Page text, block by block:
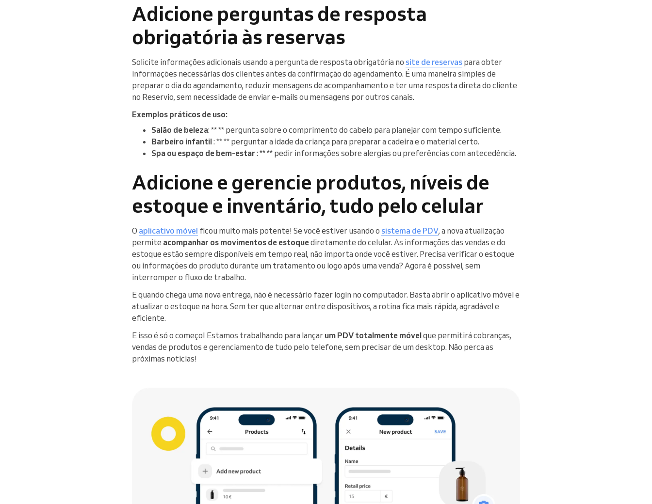
Adicione perguntas de resposta
obrigatória às reservas
Solicite informações adicionais usando a pergunta de resposta obrigatória no site de reservas para obter
informações necessárias dos clientes antes da confirmação do agendamento. É uma maneira simples de
preparar o dia do agendamento, reduzir mensagens de acompanhamento e ter uma resposta direta do cliente
no Reservio, sem necessidade de enviar e-mails ou mensagens por outros canais.
Exemplos práticos de uso:
Salão de beleza: ** ** pergunta sobre o comprimento do cabelo para planejar com tempo suficiente.
Barbeiro infantil: ** ** perguntar a idade da criança para preparar a cadeira e o material certo.
Spa ou espaço de bem-estar: ** ** pedir informações sobre alergias ou preferências com antecedência.
Adicione e gerencie produtos, níveis de
estoque e inventário, tudo pelo celular
O aplicativo móvel ficou muito mais potente! Se você estiver usando o sistema de PDV, a nova atualização
permite acompanhar os movimentos de estoquediretamente do celular. As informações das vendas e do
estoque estão sempre disponíveis em tempo real, não importa onde você estiver. Precisa verificar o estoque
ou informações do produto durante um tratamento ou logo após uma venda? Agora é possível, sem
interromper o fluxo de trabalho.
E quando chega uma nova entrega, não é necessário fazer login no computador. Basta abrir o aplicativo móvel e
atualizar o estoque na hora. Sem ter que alternar entre dispositivos, a rotina fica mais rápida, agradável e
eficiente.
E isso é só o começo! Estamos trabalhando para lançar um PDV totalmente móvelque permitirá cobranças,
vendas de produtos e gerenciamento de tudo pelo telefone, sem precisar de um desktop. Não perca as
próximas notícias!